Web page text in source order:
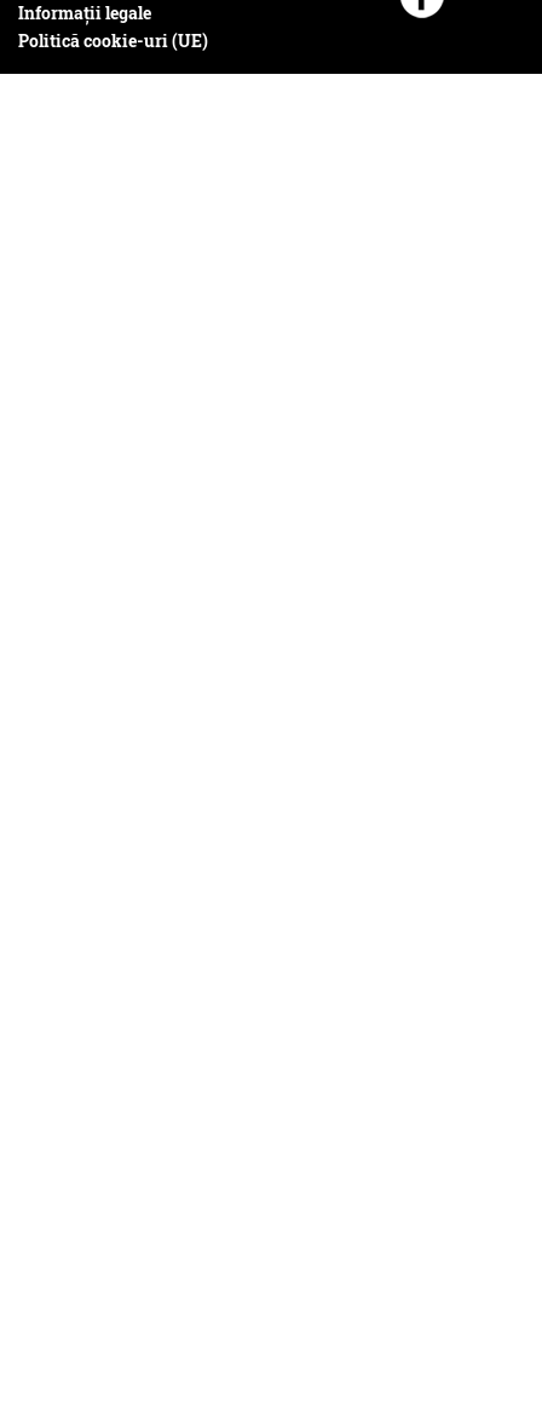
Informații legale
Politică cookie-uri (UE)